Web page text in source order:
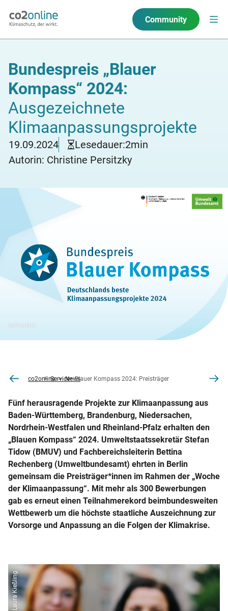
Community
Bundespreis „Blauer
Kompass“ 2024:
Ausgezeichnete
Klimaanpassungsprojekte
19.09.2024 Lesedauer:2min
Autorin: Christine Persitzky
co2online
co2onlineServiceNewsBlauer Kompass 2024: Preisträger
Fünf herausragende Projekte zur Klimaanpassung aus
Baden-Württemberg, Brandenburg, Niedersachen,
Nordrhein-Westfalen und Rheinland-Pfalz erhalten den
„Blauen Kompass“ 2024. Umweltstaatssekretär Stefan
Tidow (BMUV) und Fachbereichsleiterin Bettina
Rechenberg (Umweltbundesamt) ehrten in Berlin
gemeinsam die Preisträger*innen im Rahmen der „Woche
der Klimaanpassung“. Mit mehr als 300 Bewerbungen
gab es erneut einen Teilnahmerekord beimbundesweiten
Wettbewerb um die höchste staatliche Auszeichnung zur
Vorsorge und Anpassung an die Folgen der Klimakrise.
Laura Kießling